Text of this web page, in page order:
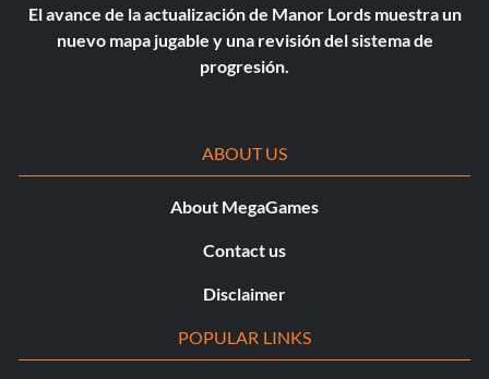
El avance de la actualización de Manor Lords muestra un
nuevo mapa jugable y una revisión del sistema de
progresión.
ABOUT US
About MegaGames
Contact us
Disclaimer
POPULAR LINKS